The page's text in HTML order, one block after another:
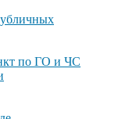
по ГО и ЧС